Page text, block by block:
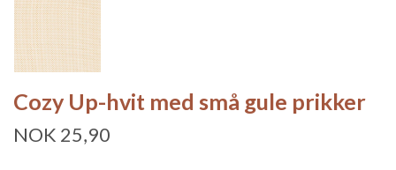
Cozy Up-hvit med små gule prikker
NOK 25,90